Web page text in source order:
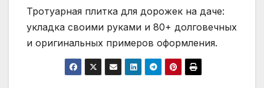
Тротуарная плитка для дорожек на даче:
укладка своими руками и 80+ долговечных
и оригинальных примеров оформления.